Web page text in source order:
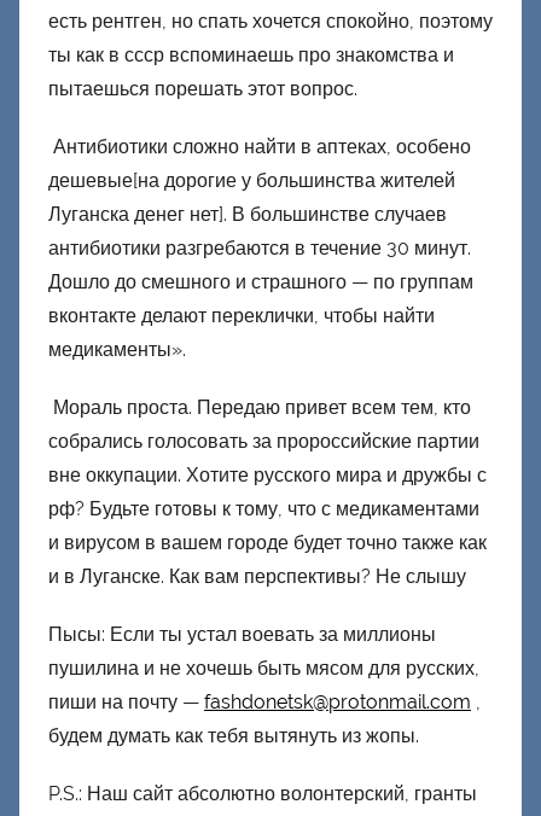
есть рентген, но спать хочется спокойно, поэтому
ты как в ссср вспоминаешь про знакомства и
пытаешься порешать этот вопрос.
Антибиотики сложно найти в аптеках, особено
дешевые[на дорогие у большинства жителей
Луганска денег нет]. В большинстве случаев
антибиотики разгребаются в течение 30 минут.
Дошло до смешного и страшного — по группам
вконтакте делают переклички, чтобы найти
медикаменты».
Мораль проста. Передаю привет всем тем, кто
собрались голосовать за пророссийские партии
вне оккупации. Хотите русского мира и дружбы с
рф? Будьте готовы к тому, что с медикаментами
и вирусом в вашем городе будет точно также как
и в Луганске. Как вам перспективы? Не слышу
Пысы: Если ты устал воевать за миллионы
пушилина и не хочешь быть мясом для русских,
пиши на почту — fashdonetsk@protonmail.com ,
будем думать как тебя вытянуть из жопы.
P.S.: Наш сайт абсолютно волонтерский, гранты